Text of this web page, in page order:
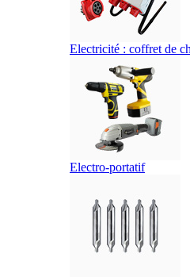
Electricité : coffret de
Electro-portatif